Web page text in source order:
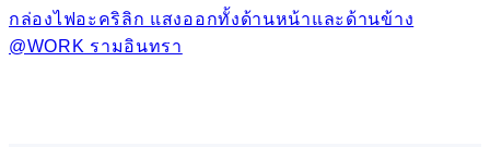
กล่องไฟอะคริลิก แสงออกทั้งด้านหน้าและด้านข้าง
@WORK รามอินทรา